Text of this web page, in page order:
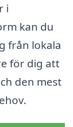
i
kan du
från lokala
för dig att
den mest